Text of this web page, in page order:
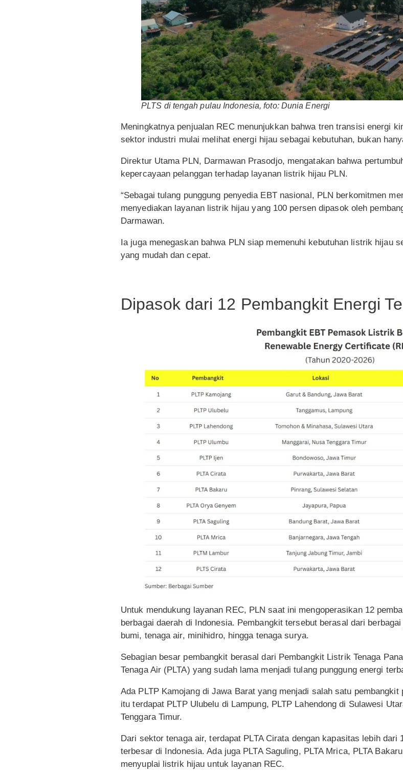
PLTS di tengah pulau Indonesia, foto: Dunia Energi
Meningkatnya penjualan REC menunjukkan bahwa tren transisi energi
sektor industri mulai melihat energi hijau sebagai kebutuhan, bukan
Direktur Utama PLN, Darmawan Prasodjo, mengatakan bahwa
kepercayaan pelanggan terhadap layanan listrik hijau PLN.
“Sebagai tulang punggung penyedia EBT nasional, PLN berkomitmen
menyediakan layanan listrik hijau yang 100 persen dipasok oleh
Darmawan.
Ia juga menegaskan bahwa PLN siap memenuhi kebutuhan listrik hijau
yang mudah dan cepat.
Dipasok dari 12 Pembangkit Energi
Untuk mendukung layanan REC, PLN saat ini mengoperasikan 12
berbagai daerah di Indonesia. Pembangkit tersebut berasal dari
bumi, tenaga air, minihidro, hingga tenaga surya.
Sebagian besar pembangkit berasal dari Pembangkit Listrik Tenaga
Tenaga Air (PLTA) yang sudah lama menjadi tulang punggung energi
Ada PLTP Kamojang di Jawa Barat yang menjadi salah satu
itu terdapat PLTP Ulubelu di Lampung, PLTP Lahendong di Sulawesi
Tenggara Timur.
Dari sektor tenaga air, terdapat PLTA Cirata dengan kapasitas lebih dari
terbesar di Indonesia. Ada juga PLTA Saguling, PLTA Mrica, PLTA
menyuplai listrik hijau untuk layanan REC.